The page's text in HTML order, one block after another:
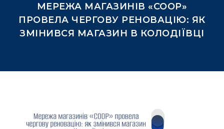
МЕРЕЖА МАГАЗИНІВ «COOP»
ПРОВЕЛА ЧЕРГОВУ РЕНОВАЦІЮ: ЯК
ЗМІНИВСЯ МАГАЗИН В КОЛОДІЇВЦІ